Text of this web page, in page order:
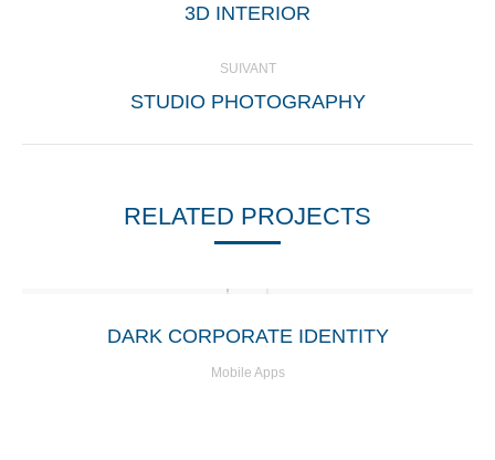
COMMENTAIRE
Onglet
3D INTERIOR
SUIVANT
Projets
STUDIO PHOTOGRAPHY
RELATED PROJECTS
DARK CORPORATE IDENTITY
Mobile Apps